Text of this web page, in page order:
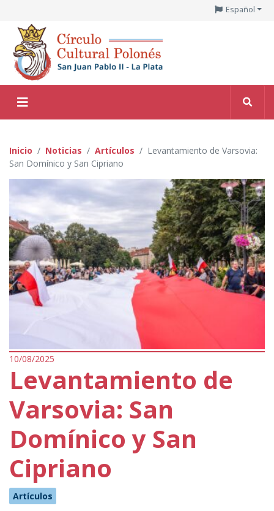
Español
Inicio Noticias Artículos
Levantamiento de Varsovia:
San Domínico y San Cipriano
10/08/2025
Levantamiento de
Varsovia: San
Domínico y San
Cipriano
Artículos